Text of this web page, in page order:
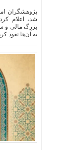
پژوهشگران
شد، اعلام
بزرگ مالی و
به آن‌ها نفوذ